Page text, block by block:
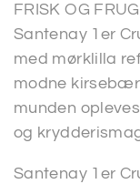
FRISK OG
Santenay 1er
med mørklilla
modne
munden
og
Santenay 1er